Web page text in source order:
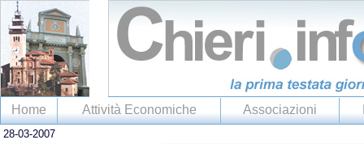
Home Attività Economiche Associazioni
28-03-2007